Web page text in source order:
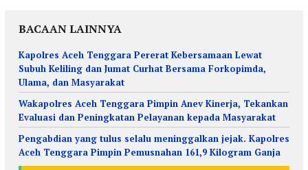
BACAAN LAINNYA
Kapolres Aceh Tenggara Pererat Kebersamaan Lewat
Subuh Keliling dan Jumat Curhat Bersama Forkopimda,
Ulama, dan Masyarakat
Wakapolres Aceh Tenggara Pimpin Anev Kinerja, Tekankan
Evaluasi dan Peningkatan Pelayanan kepada Masyarakat
Pengabdian yang tulus selalu meninggalkan jejak. Kapolres
Aceh Tenggara Pimpin Pemusnahan 161,9 Kilogram Ganja